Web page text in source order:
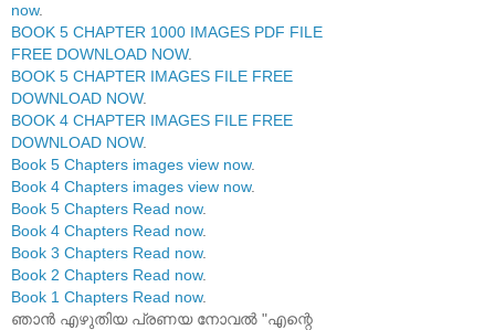
now.
BOOK 5 CHAPTER 1000 IMAGES PDF FILE
FREE DOWNLOAD NOW.
BOOK 5 CHAPTER IMAGES FILE FREE
DOWNLOAD NOW.
BOOK 4 CHAPTER IMAGES FILE FREE
DOWNLOAD NOW.
Book 5 Chapters images view now.
Book 4 Chapters images view now.
Book 5 Chapters Read now.
Book 4 Chapters Read now.
Book 3 Chapters Read now.
Book 2 Chapters Read now.
Book 1 Chapters Read now.
ഞാൻ എഴുതിയ പ്രണയ നോവൽ "എന്റെ